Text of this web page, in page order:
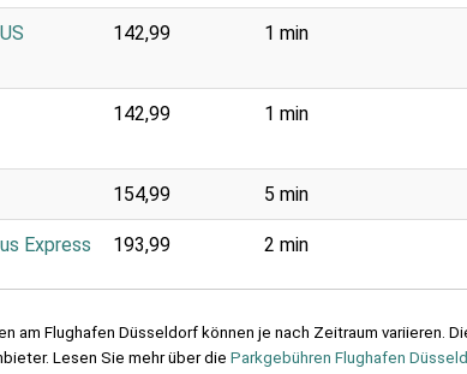
142,99 1 min
142,99 1 min
154,99 5 min
Express 193,99 2 min
am Flughafen Düsseldorf können je nach Zeitraum
Lesen Sie mehr über die Parkgebühren Flughafen